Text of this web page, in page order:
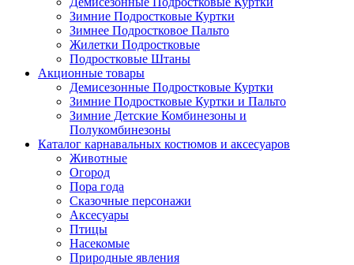
Зимние Подростковые Куртки
Зимнее Подростковое Пальто
Жилетки Подростковые
Подростковые Штаны
Акционные товары
Демисезонные Подростковые Куртки
Зимние Подростковые Куртки и Пальто
Зимние Детские Комбинезоны и
Полукомбинезоны
Каталог карнавальных костюмов и аксесуаров
Животные
Огород
Пора года
Сказочные персонажи
Аксесуары
Птицы
Насекомые
Природные явления